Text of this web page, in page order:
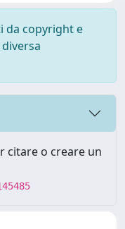
da copyright e
citare o creare un